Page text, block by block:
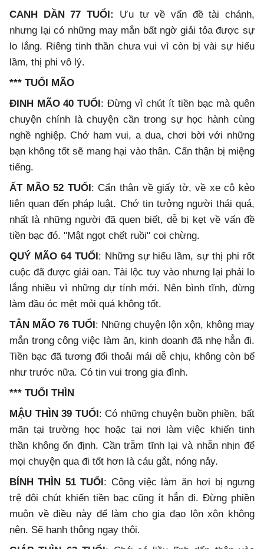
CANH DẦN 77 TUỔI:
Ưu tư về vấn đề tài chánh,
nhưng lại có những may mắn bất ngờ giải tỏa được sự
lo lắng. Riêng tinh thần chưa vui vì còn bị vài sự hiểu
lầm, thị phi vô lý.
*** TUỔI MÃO
ĐINH MÃO 40 TUỔI: Đừng vì chút ít tiền bạc mà quên
chuyện chính là chuyện cần trong sự học hành cùng
nghề nghiệp. Chớ ham vui, a dua, chơi bời với những
bạn không tốt sẽ mang hại vào thân. Cẩn thận bị miệng
tiếng.
ẤT MÃO 52 TUỔI: Cẩn thận về giấy tờ, về xe cộ kẻo
liên quan đến pháp luật. Chớ tin tưởng người thái quá,
nhất là những người đã quen biết, dễ bị kẹt về vấn đề
tiền bạc đó. "Mật ngọt chết ruồi" coi chừng.
QUÝ MÃO 64 TUỔI: Những sự hiểu lầm, sự thị phi rốt
cuộc đã được giải oan. Tài lộc tuy vào nhưng lại phải lo
lắng nhiều vì những dự tính mới. Nên bình tĩnh, đừng
làm đầu óc mệt mỏi quá không tốt.
TÂN MÃO 76 TUỔI: Những chuyện lộn xộn, không may
mắn trong công việc làm ăn, kinh doanh đã nhẹ hẳn đi.
Tiền bạc đã tương đối thoải mái dễ chịu, không còn bế
như trước nữa. Có tin vui trong gia đình.
*** TUỔI THÌN
MẬU THÌN 39 TUỔI: Có những chuyện buồn phiền, bất
mãn tại trường học hoặc tại nơi làm việc khiến tinh
thần không ổn định. Cần trẫm tĩnh lại và nhẫn nhịn để
mọi chuyện qua đi tốt hơn là cáu gắt, nóng nảy.
BÍNH THÌN 51 TUỔI: Công việc làm ăn hơi bị ngưng
trệ đôi chút khiến tiền bạc cũng ít hẳn đi. Đừng phiền
muộn về điều này để làm cho gia đạo lộn xộn không
nên. Sẽ hanh thông ngay thôi.